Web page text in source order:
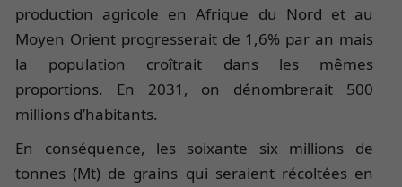
production agricole en Afrique du Nord et au
Moyen Orient progresserait de 1,6% par an mais
la population croîtrait dans les mêmes
proportions. En 2031, on dénombrerait 500
millions d’habitants.
En conséquence, les soixante six millions de
tonnes (Mt) de grains qui seraient récoltées en